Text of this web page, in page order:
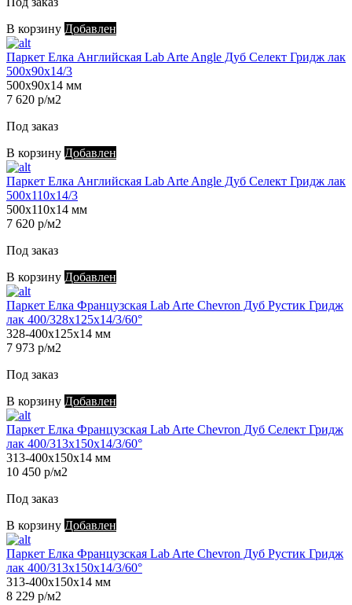
В корзину Добавлен
Паркет Елка Английская Lab Arte Angle Дуб Селект Гридж лак
500х90х14/3
500х90х14 мм
7 620 р/м2
Под заказ
В корзину Добавлен
Паркет Елка Английская Lab Arte Angle Дуб Селект Гридж лак
500х110х14/3
500х110х14 мм
7 620 р/м2
Под заказ
В корзину Добавлен
Паркет Елка Французская Lab Arte Chevron Дуб Рустик Гридж
лак 400/328х125х14/3/60°
328-400х125х14 мм
7 973 р/м2
Под заказ
В корзину Добавлен
Паркет Елка Французская Lab Arte Chevron Дуб Селект Гридж
лак 400/313х150х14/3/60°
313-400х150х14 мм
10 450 р/м2
Под заказ
В корзину Добавлен
Паркет Елка Французская Lab Arte Chevron Дуб Рустик Гридж
лак 400/313х150х14/3/60°
313-400х150х14 мм
8 229 р/м2